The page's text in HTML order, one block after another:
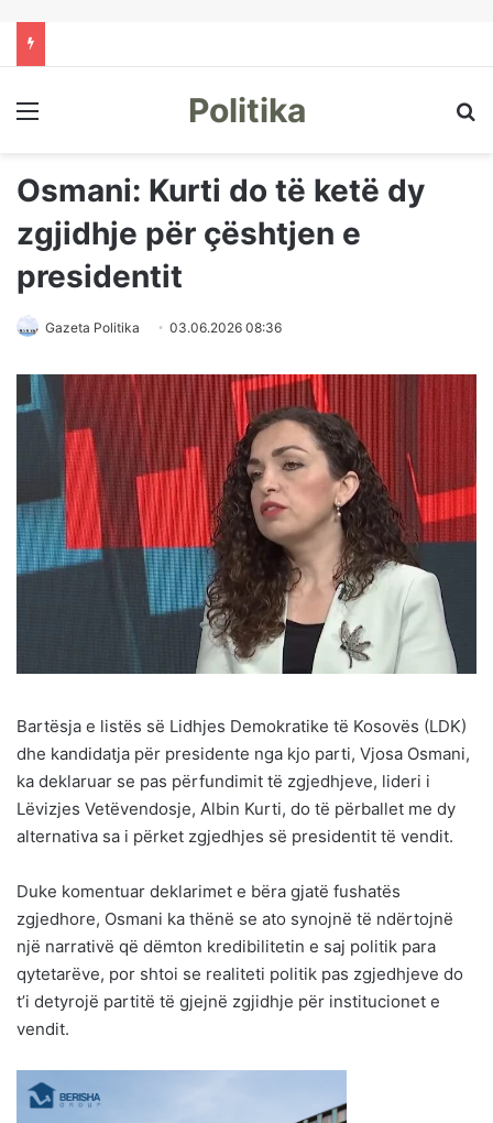
Menu Politika
Osmani: Kurti do të ketë dy
zgjidhje për çështjen e
presidentit
Gazeta Politika 03.06.2026 08:36
Bartësja e listës së Lidhjes Demokratike të Kosovës (LDK)
dhe kandidatja për presidente nga kjo parti, Vjosa Osmani,
ka deklaruar se pas përfundimit të zgjedhjeve, lideri i
Lëvizjes Vetëvendosje, Albin Kurti, do të përballet me dy
alternativa sa i përket zgjedhjes së presidentit të vendit.
Duke komentuar deklarimet e bëra gjatë fushatës
zgjedhore, Osmani ka thënë se ato synojnë të ndërtojnë
një narrativë që dëmton kredibilitetin e saj politik para
qytetarëve, por shtoi se realiteti politik pas zgjedhjeve do
t’i detyrojë partitë të gjejnë zgjidhje për institucionet e
vendit.